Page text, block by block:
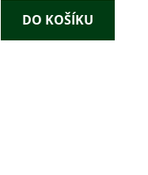
DO KOŠÍKU